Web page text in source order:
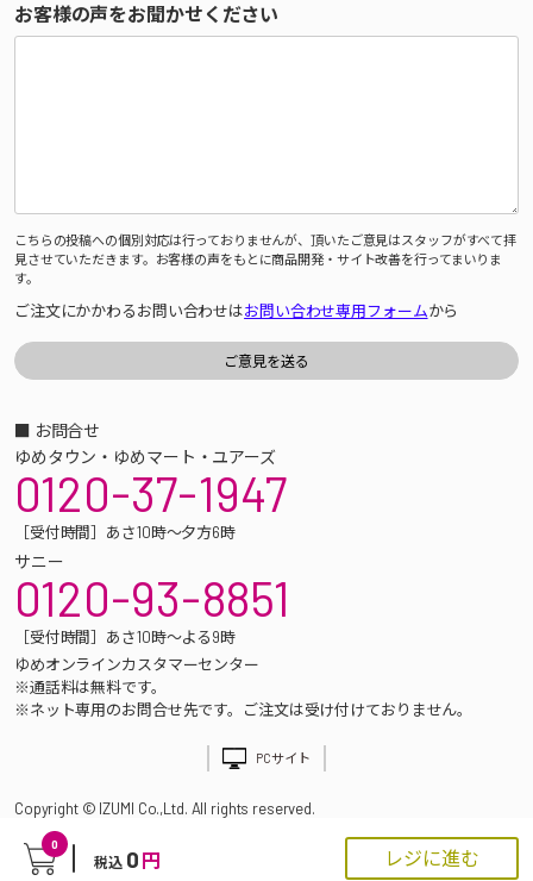
0
税込 0 円 レジに進む
お客様の声をお聞かせください
こちらの投稿への個別対応は行っておりませんが、頂いたご意見はスタッフがすべて拝
見させていただきます。お客様の声をもとに商品開発・サイト改善を行ってまいりま
す。
ご注文にかかわるお問い合わせはお問い合わせ専用フォームから
■ お問合せ
ゆめタウン・ゆめマート・ユアーズ
0120-37-1947
［受付時間］あさ10時～夕方6時
サニー
0120-93-8851
［受付時間］あさ10時～よる9時
ゆめオンラインカスタマーセンター
※通話料は無料です。
※ネット専用のお問合せ先です。ご注文は受け付けておりません。
PCサイト
Copyright © IZUMI Co.,Ltd. All rights reserved.